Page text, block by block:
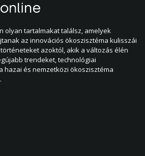
olyan tartalmakat találsz, amelyek
az innovációs ökoszisztéma kulisszái
azoktól, akik a változás élén
trendeket, technológiai
hazai és nemzetközi ökoszisztéma